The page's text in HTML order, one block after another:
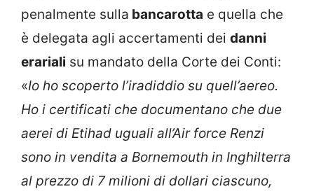
penalmente sulla bancarotta e quella che
è delegata agli accertamenti dei danni
erariali su mandato della Corte dei Conti:
«Io ho scoperto l’iradiddio su quell’aereo.
Ho i certificati che documentano che due
aerei di Etihad uguali all’Air force Renzi
sono in vendita a Bornemouth in Inghilterra
al prezzo di 7 milioni di dollari ciascuno,